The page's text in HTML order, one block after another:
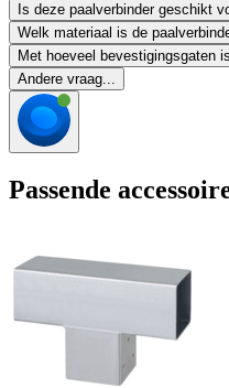
Is deze paalverbinder geschikt
Welk materiaal is de
Met hoeveel bevestigingsgaten
Andere vraag...
Passende